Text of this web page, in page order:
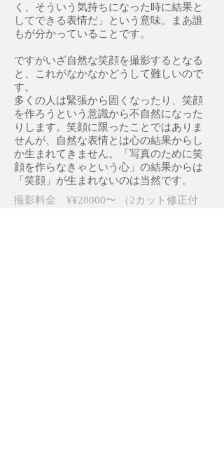
く、そういう気持ちになった時に結果と
してできる表情だ」という意味。まあ誰
もが分かっていることです。
ですがいざ自然な笑顔を撮影するとなる
と、これがなかなかどうして難しいので
す。
多くの人は緊張から固くなったり、笑顔
を作ろうという意識から不自然になった
りします。笑顔に限ったことではありま
せんが、自然な表情とは心の結果からし
か生まれてきません。「写真のために笑
顔を作らなきゃという心」の結果からは
「笑顔」が生まれないのは当然です。
撮影料金 ¥¥28000〜 （2カット修正付